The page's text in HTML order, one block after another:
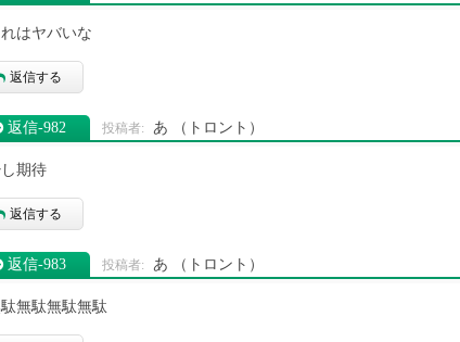
はヤバいな
返信する
返信‐982 あ （トロント）
期待
返信する
返信‐983 あ （トロント）
無駄無駄無駄